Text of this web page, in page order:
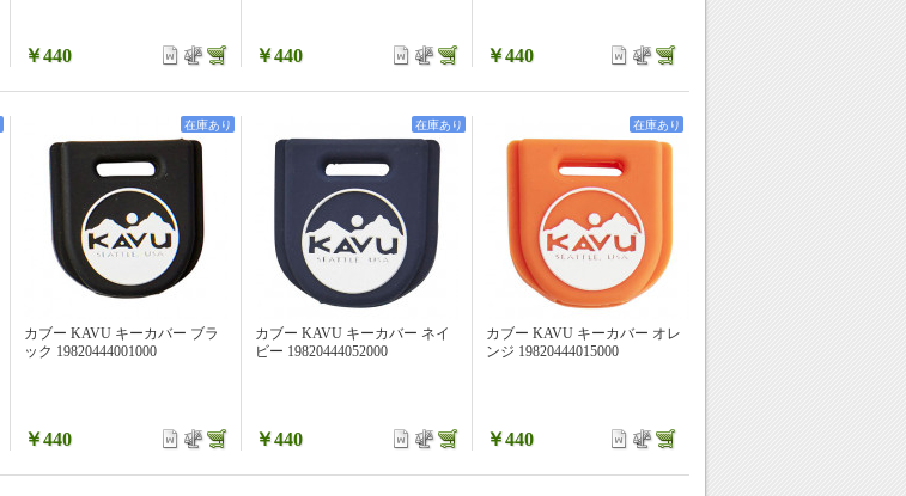
￥440 ￥440 ￥440
カブー KAVU キーカバー ブラ
ック 19820444001000
￥440
在庫あり
カブー KAVU キーカバー ネイ
ビー 19820444052000
￥440
在庫あり
カブー KAVU キーカバー オレ
ンジ 19820444015000
￥440
在庫あり